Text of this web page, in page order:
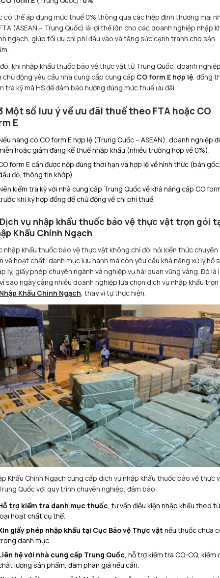
có thể áp dụng mức thuế 0% thông qua các hiệp định thương mại
(ASEAN – Trung Quốc) là lợi thế lớn cho các doanh nghiệp nhập
ngạch, giúp tối ưu chi phí đầu vào và tăng sức cạnh tranh cho sản
khi nhập khẩu thuốc bảo vệ thực vật từ Trung Quốc, doanh
chủ động yêu cầu nhà cung cấp cung cấp CO form E hợp lệ, đồng
tra kỹ mã HS để đảm bảo hưởng đúng mức thuế ưu đãi.
Một số lưu ý về ưu đãi thuế theo FTA hoặc CO
E
hàng có CO form E hợp lệ (Trung Quốc – ASEAN), doanh nghiệp
hoặc giảm đáng kể thuế nhập khẩu (nhiều trường hợp về 0%).
form E cần được nộp đúng thời hạn và hợp lệ về hình thức (bản
đỏ, thông tin khớp).
kiểm tra kỹ với nhà cung cấp Trung Quốc về khả năng cấp CO
khi ký hợp đồng để chủ động về chi phí thuế.
vụ nhập khẩu thuốc bảo vệ thực vật trọn gói
Khẩu Chính Ngạch
nhập khẩu thuốc bảo vệ thực vật không chỉ đòi hỏi kiến thức chuyên
về hoạt chất, danh mục lưu hành mà còn yêu cầu khả năng xử lý hồ
lý, giấy phép chuyên ngành và nghiệp vụ hải quan vững vàng. Đó là
sao ngày càng nhiều doanh nghiệp lựa chọn dịch vụ nhập khẩu
Khẩu Chính Ngạch, thay vì tự thực hiện.
Khẩu Chính Ngạch cung cấp dịch vụ nhập khẩu thuốc bảo vệ thực
Quốc với quy trình chuyên nghiệp, đảm bảo:
trợ kiểm tra danh mục thuốc , tư vấn điều kiện nhập khẩu theo
hoạt chất cụ thể.
giấy phép nhập khẩu tại Cục Bảo vệ Thực vật nếu thuốc chưa
danh mục.
hệ với nhà cung cấp Trung Quốc , hỗ trợ kiểm tra CO-CQ, kiểm
lượng sản phẩm, đàm phán giá nếu cần.